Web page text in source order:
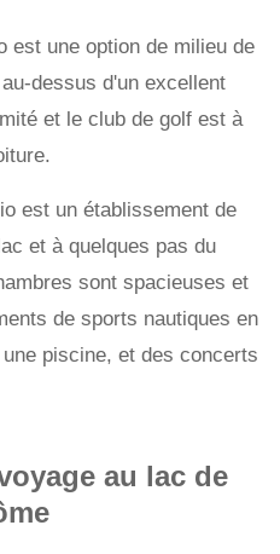
est une option de milieu de
dessus d'un excellent
et le club de golf est à
est un établissement de
et à quelques pas du
sont spacieuses et
de sports nautiques en
piscine, et des concerts
au lac de